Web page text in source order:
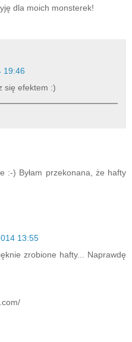
dla moich monsterek!
19:46
się efektem :)
:-) Byłam przekonana, że hafty
13:55
zrobione hafty... Naprawdę